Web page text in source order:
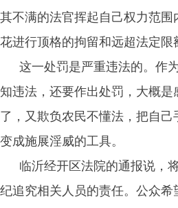
其不满的法官挥起自己权力范围
花进行顶格的拘留和远超法定限
这一处罚是严重违法的。作
知违法，还要作出处罚，大概
了，又欺负农民不懂法，把自己
变成施展淫威的工具。
临沂经开区法院的通报说，
纪追究相关人员的责任。公众希